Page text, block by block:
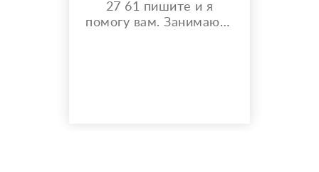
27 61 пишите и я
помогу вам. Занимаюсь